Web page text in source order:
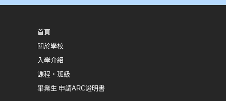
首頁
關於學校
入學介紹
課程・班級
畢業生 申請ARC證明書